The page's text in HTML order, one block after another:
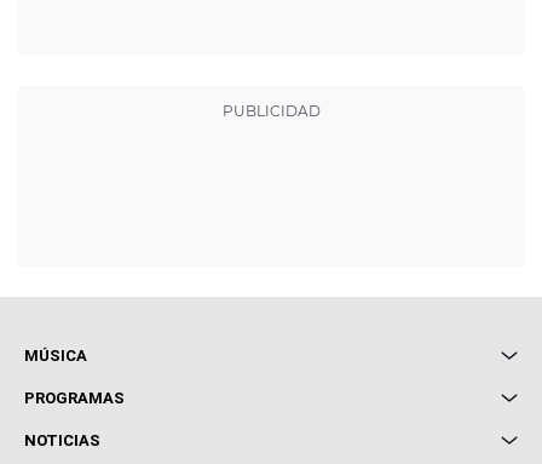
MÚSICA
Local de Ensayo Europa FM
Conciertos
PROGRAMAS
Cuerpos especiales
NOTICIAS